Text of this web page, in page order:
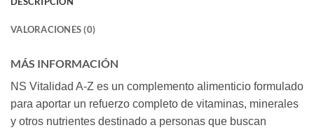
VALORACIONES (0)
MÁS INFORMACIÓN
NS Vitalidad A-Z es un complemento alimenticio formulado
para aportar un refuerzo completo de vitaminas, minerales
y otros nutrientes destinado a personas que buscan